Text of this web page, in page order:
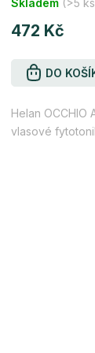
472 Kč
DO
Helan OCCHIO
vlasové